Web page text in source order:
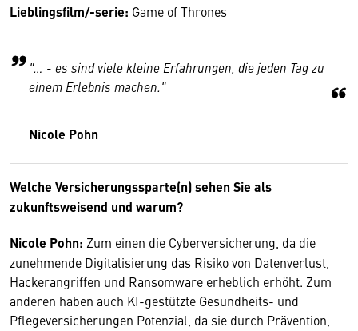
Lieblingsfilm/-serie: Game of Thrones
"… - es sind viele kleine Erfahrungen, die jeden Tag zu
einem Erlebnis machen."
Nicole Pohn
Welche Versicherungssparte(n) sehen Sie als
zukunftsweisend und warum?
Nicole Pohn: Zum einen die Cyberversicherung, da die
zunehmende Digitalisierung das Risiko von Datenverlust,
Hackerangriffen und Ransomware erheblich erhöht. Zum
anderen haben auch KI-gestützte Gesundheits- und
Pflegeversicherungen Potenzial, da sie durch Prävention,